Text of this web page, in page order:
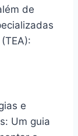
de
e
Um guia